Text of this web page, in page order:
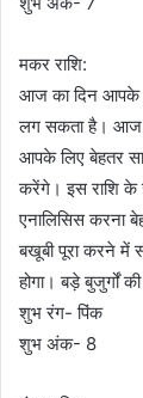
मकर राशि:
आज का दिन आपके
लग सकता है। आज
आपके लिए बेहतर
करेंगे। इस राशि के
एनालिसिस करना
बखूबी पूरा करने में
होगा। बड़े बुजुर्गों
शुभ रंग- पिंक
शुभ अंक- 8